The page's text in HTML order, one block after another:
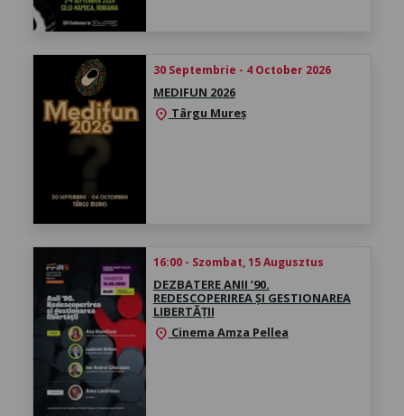
30 Septembrie - 4 October 2026
MEDIFUN 2026
location_on Târgu Mureș
16:00 - Szombat, 15 Augusztus
DEZBATERE ANII ’90.
REDESCOPERIREA ȘI GESTIONAREA
LIBERTĂȚII
location_on Cinema Amza Pellea